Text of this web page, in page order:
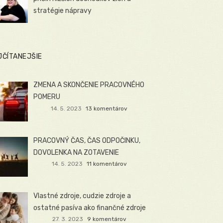
stratégie nápravy
ZMENA A SKONČENIE PRACOVNÉHO
POMERU
14. 5. 2023 13 komentárov
PRACOVNÝ ČAS, ČAS ODPOČINKU,
DOVOLENKA NA ZOTAVENIE
14. 5. 2023 11 komentárov
Vlastné zdroje, cudzie zdroje a
ostatné pasíva ako finančné zdroje
27. 3. 2023 9 komentárov